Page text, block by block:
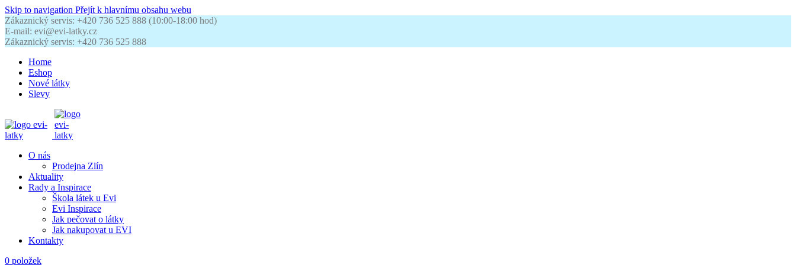
Skip to navigation Přejít k hlavnímu obsahu webu
Zákaznický servis: +420 736 525 888 (10:00-18:00 hod)
E-mail: evi@evi-latky.cz
Zákaznický servis: +420 736 525 888
Home
Eshop
Nové látky
Slevy
O nás
Prodejna Zlín
Aktuality
Rady a Inspirace
Škola látek u Evi
Evi Inspirace
Jak pečovat o látky
Jak nakupovat u EVI
Kontakty
0 položek